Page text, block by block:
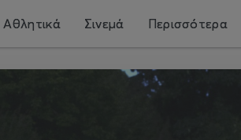
Αθλητικά Σινεμά Περισσότερα